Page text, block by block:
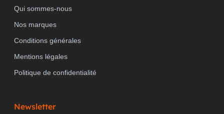
Qui sommes-nous
Nos marques
Conditions générales
Mentions légales
Politique de confidentialité
Newsletter